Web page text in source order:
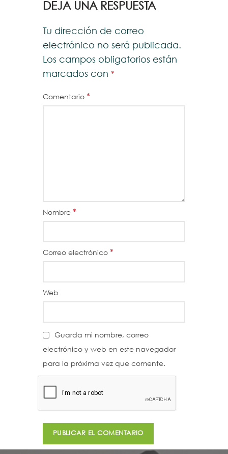
DEJA UNA RESPUESTA
Tu dirección de correo
electrónico no será publicada.
Los campos obligatorios están
marcados con *
Comentario *
Nombre *
Correo electrónico *
Web
Guarda mi nombre, correo
electrónico y web en este navegador
para la próxima vez que comente.